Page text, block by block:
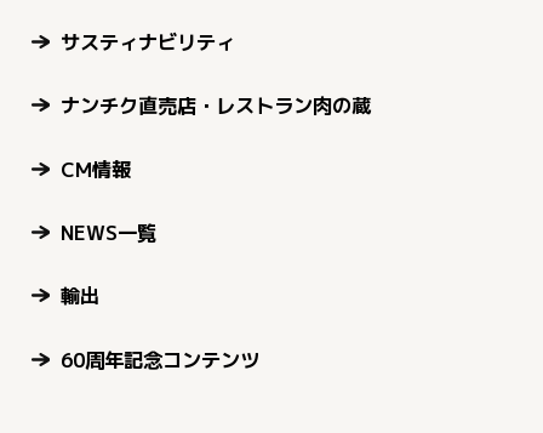
サスティナビリティ
ナンチク直売店・レストラン肉の蔵
CM情報
NEWS一覧
輸出
60周年記念コンテンツ